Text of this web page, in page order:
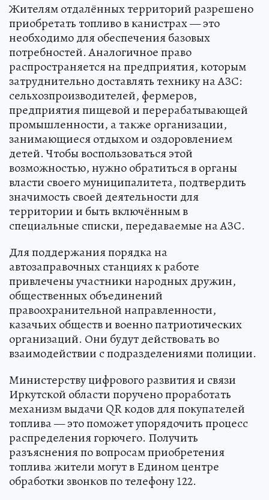
Жителям отдалённых территорий разрешено
приобретать топливо в канистрах — это
необходимо для обеспечения базовых
потребностей. Аналогичное право
распространяется на предприятия, которым
затруднительно доставлять технику на АЗС:
сельхозпроизводителей, фермеров,
предприятия пищевой и перерабатывающей
промышленности, а также организации,
занимающиеся отдыхом и оздоровлением
детей. Чтобы воспользоваться этой
возможностью, нужно обратиться в органы
власти своего муниципалитета, подтвердить
значимость своей деятельности для
территории и быть включённым в
специальные списки, передаваемые на АЗС.
Для поддержания порядка на
автозаправочных станциях к работе
привлечены участники народных дружин,
общественных объединений
правоохранительной направленности,
казачьих обществ и военно патриотических
организаций. Они будут действовать во
взаимодействии с подразделениями полиции.
Министерству цифрового развития и связи
Иркутской области поручено проработать
механизм выдачи QR кодов для покупателей
топлива — это поможет упорядочить процесс
распределения горючего. Получить
разъяснения по вопросам приобретения
топлива жители могут в Едином центре
обработки звонков по телефону 122.